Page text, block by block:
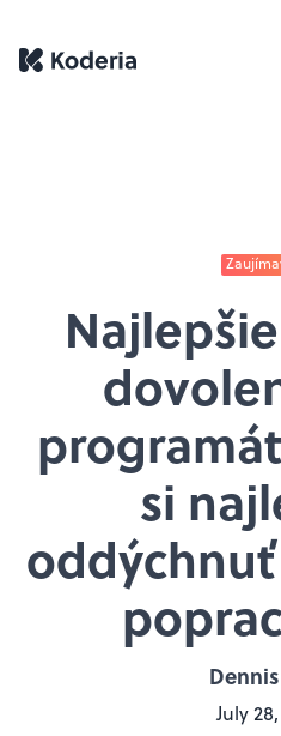
si
July 28,